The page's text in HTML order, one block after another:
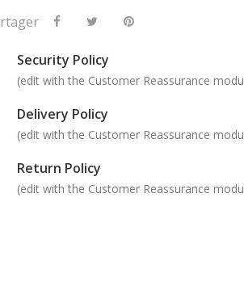
Security Policy
(edit with the Customer Reassurance
Delivery Policy
(edit with the Customer Reassurance
Return Policy
(edit with the Customer Reassurance